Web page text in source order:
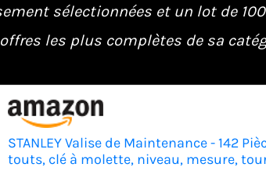
sélectionnées et un lot de
les plus complètes de sa
STANLEY Valise de Maintenance - 142
touts, clé à molette, niveau, mesure,